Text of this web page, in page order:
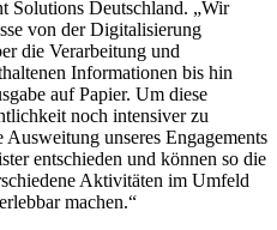
Solutions Deutschland. „Wir
von der Digitalisierung
die Verarbeitung und
Informationen bis hin
auf Papier. Um diese
noch intensiver zu
unseres Engagements
entschieden und können so die
Aktivitäten im Umfeld
machen.“